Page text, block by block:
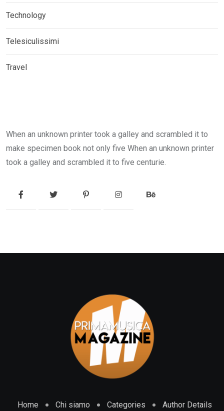
Technology
Telesiculissimi
Travel
When an unknown printer took a galley and scrambled it to
make specimen book not only five When an unknown printer
took a galley and scrambled it to five centurie.
Home Chi siamo Categories Author Details